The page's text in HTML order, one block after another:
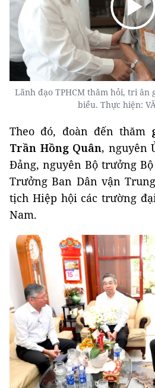
Lãnh đạo TPHCM thăm hỏi, tri ân
biểu. Thực hiện:
Theo đó, đoàn đến thăm
Trần Hồng Quân, nguyên
Đảng, nguyên Bộ trưởng
Trưởng Ban Dân vận
tịch Hiệp hội các trường
Nam.